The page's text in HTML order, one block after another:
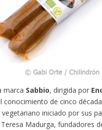
marca Sabbio, dirigida por
conocimiento de cinco
iniciado por sus
Madurga, fundadores